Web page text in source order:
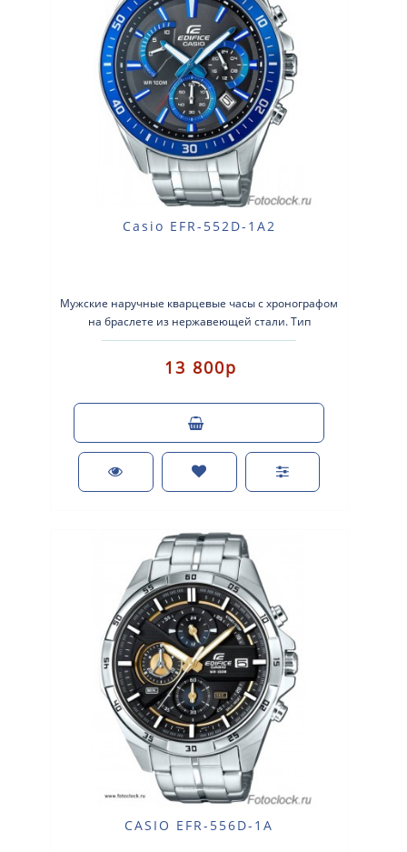
Casio EFR-552D-1A2
Мужские наручные кварцевые часы с хронографом
на браслете из нержавеющей стали. Тип
механизма: кварцевые. Корпус: нержавею..
13 800р
CASIO EFR-556D-1A